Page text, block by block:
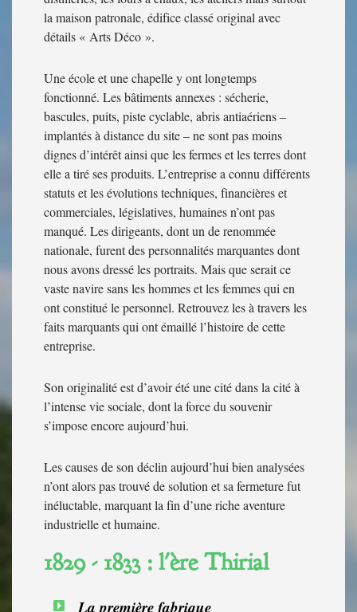
la maison patronale, édifice classé original avec
détails « Arts Déco ».
Une école et une chapelle y ont longtemps
fonctionné. Les bâtiments annexes : sécherie,
bascules, puits, piste cyclable, abris antiaériens –
implantés à distance du site – ne sont pas moins
dignes d’intérêt ainsi que les fermes et les terres dont
elle a tiré ses produits. L’entreprise a connu différents
statuts et les évolutions techniques, financières et
commerciales, législatives, humaines n’ont pas
manqué. Les dirigeants, dont un de renommée
nationale, furent des personnalités marquantes dont
nous avons dressé les portraits. Mais que serait ce
vaste navire sans les hommes et les femmes qui en
ont constitué le personnel. Retrouvez les à travers les
faits marquants qui ont émaillé l’histoire de cette
entreprise.
Son originalité est d’avoir été une cité dans la cité à
l’intense vie sociale, dont la force du souvenir
s’impose encore aujourd’hui.
Les causes de son déclin aujourd’hui bien analysées
n’ont alors pas trouvé de solution et sa fermeture fut
inéluctable, marquant la fin d’une riche aventure
industrielle et humaine.
1829 - 1833 : l'ère Thirial
La première fabrique